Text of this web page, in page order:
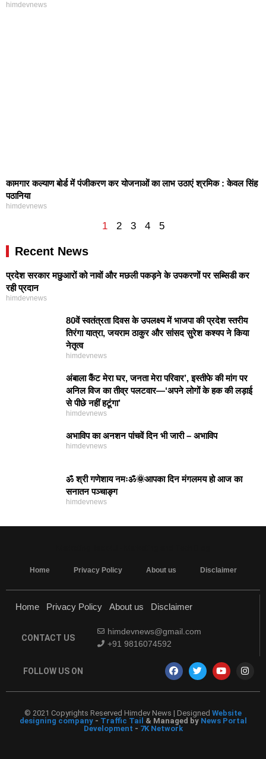
himdevnews
कामगार कल्याण बोर्ड में पंजीकरण कर योजनाओं का लाभ उठाएं श्रमिक : केवल सिंह
पठानिया
himdevnews
1 2 3 4 5
Recent News
प्रदेश सरकार मछुआरों को नावों और मछली पकड़ने के उपकरणों पर सब्सिडी कर
रही प्रदान
himdevnews
80वें स्वतंत्रता दिवस के उपलक्ष्य में भाजपा की प्रदेश स्तरीय
तिरंगा यात्रा, जयराम ठाकुर और सांसद सुरेश कश्यप ने किया
नेतृत्व
himdevnews
अंबाला कैंट मेरा घर, जनता मेरा परिवार’, इस्तीफे की मांग पर
अनिल विज का तीव्र पलटवार—‘अपने लोगों के हक की लड़ाई
से पीछे नहीं हटूंगा’
himdevnews
अभाविप का अनशन पांचवें दिन भी जारी – अभाविप
himdevnews
ॐ श्री गणेशाय नमःॐ🌞आपका दिन मंगलमय हो आज का
सनातन पञ्चाङ्ग
himdevnews
Home Privacy Policy About us Disclaimer
Home Privacy Policy About us Disclaimer
CONTACT US
himdevnews@gmail.com
+91 9816074592
FOLLOW US ON
© 2021 Copyrights Reserved Himdev News | Designed Website
designing company- Traffic Tail & Managed by News Portal
Development - 7K Network